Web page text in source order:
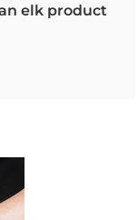
elk product